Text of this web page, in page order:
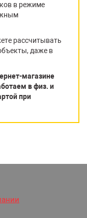
в режиме
рассчитывать
даже в
магазине
в физ. и
при